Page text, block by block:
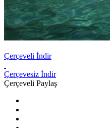
Çerçeveli İndir
Çerçevesiz İndir
Çerçeveli Paylaş